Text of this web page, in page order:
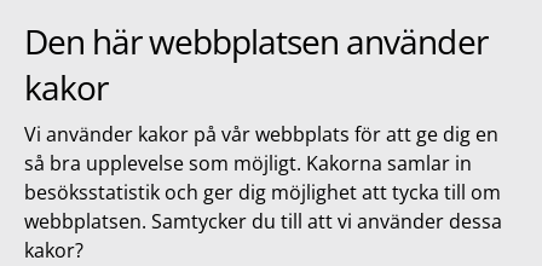
Den här webbplatsen använder
kakor
Vi använder kakor på vår webbplats för att ge dig en
så bra upplevelse som möjligt. Kakorna samlar in
besöksstatistik och ger dig möjlighet att tycka till om
webbplatsen. Samtycker du till att vi använder dessa
kakor?